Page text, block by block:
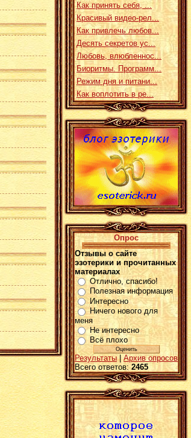
Как принять себя, ...
Красивый видео-рел...
Как привлечь любов...
Десять секретов ус...
Любовь, влюбленнос...
Биоритмы. Программ...
Режим дня и питани...
Как воплотить в ре...
Опрос
Отзывы о сайте
эзотерики и прочитанных
материалах
Отлично, спасибо!
Полезная информация
Интересно
Ничего нового для
меня
Не интересно
Всё плохо
Результаты|Архив опросов
Всего ответов: 2465